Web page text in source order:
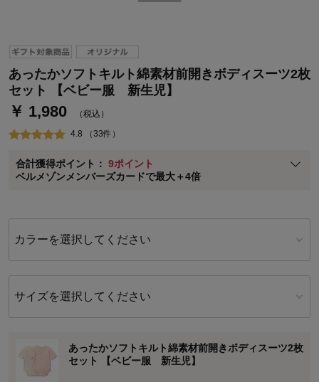
あったかソフトキルト綿素材前開きボディスーツ2枚
セット 【ベビー服 新生児】
￥ 1,980 （税込）
4.8 （33件）
合計獲得ポイント： 9ポイント
ベルメゾンメンバーズカードで最大＋4倍
ベルメゾンご優待サービスについて
ベルメゾン・ポイントについて
通常商品送料無料 返品引取無料（JCBのみ）
即時入会なら更に500円OFFクーポンプレゼント
※メンバーズカードの加算ポイントはステージ倍率適用前の基本ポイント
に対して適用されます。
カラーを選択してください
サイズを選択してください
あったかソフトキルト綿素材前開きボディスーツ2枚
セット 【ベビー服 新生児】